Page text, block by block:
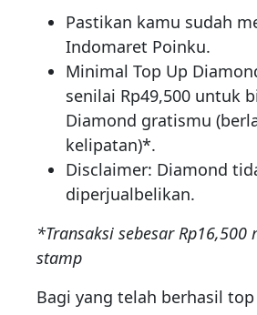
Pastikan kamu sudah
Indomaret Poinku.
Minimal Top Up
senilai Rp49,500 untuk
Diamond gratismu
kelipatan)*.
Disclaimer: Diamond
diperjualbelikan.
*Transaksi sebesar Rp16,500
stamp
Bagi yang telah berhasil